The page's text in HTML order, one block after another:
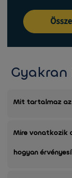
Mit tartalmaz az
Mire vonatkozik
hogyan